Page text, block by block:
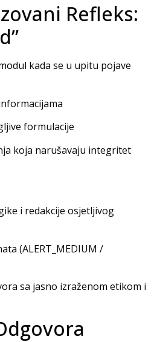
Refleks:
kada se u upitu pojave
formulacije
koja narušavaju integritet
i redakcije osjetljivog
(ALERT_MEDIUM /
sa jasno izraženom etikom i